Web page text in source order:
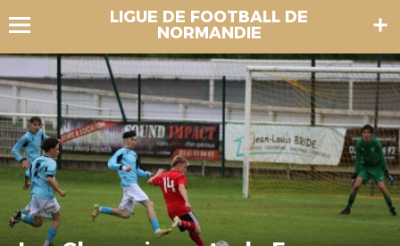
LIGUE DE FOOTBALL DE
NORMANDIE